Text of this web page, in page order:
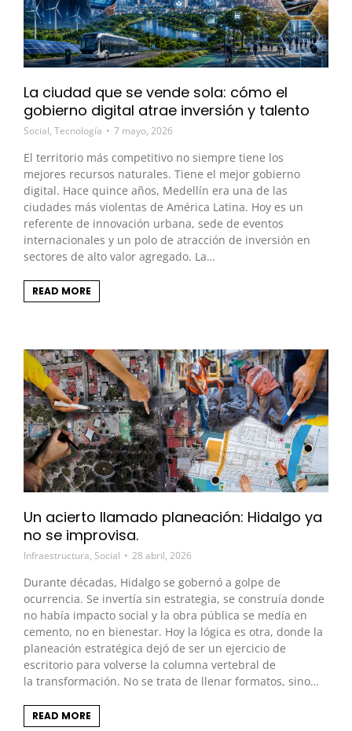
La ciudad que se vende sola: cómo el
gobierno digital atrae inversión y talento
Social, Tecnología 7 mayo, 2026
El territorio más competitivo no siempre tiene los
mejores recursos naturales. Tiene el mejor gobierno
digital. Hace quince años, Medellín era una de las
ciudades más violentas de América Latina. Hoy es un
referente de innovación urbana, sede de eventos
internacionales y un polo de atracción de inversión en
sectores de alto valor agregado. La…
READ MORE
Un acierto llamado planeación: Hidalgo ya
no se improvisa.
Infraestructura, Social 28 abril, 2026
Durante décadas, Hidalgo se gobernó a golpe de
ocurrencia. Se invertía sin estrategia, se construía donde
no había impacto social y la obra pública se medía en
cemento, no en bienestar. Hoy la lógica es otra, donde la
planeación estratégica dejó de ser un ejercicio de
escritorio para volverse la columna vertebral de
la transformación. No se trata de llenar formatos, sino…
READ MORE